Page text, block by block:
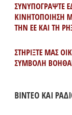
ΣΥΝΥΠΟΓΡΑΨΤΕ
ΚΙΝΗΤΟΠΟΙΗΣΗ
ΤΗΝ ΕΕ ΚΑΙ ΤΗ
ΣΤΗΡΙΞΤΕ ΜΑΣ
ΣΥΜΒΟΛΗ
ΒΙΝΤΕΟ ΚΑΙ